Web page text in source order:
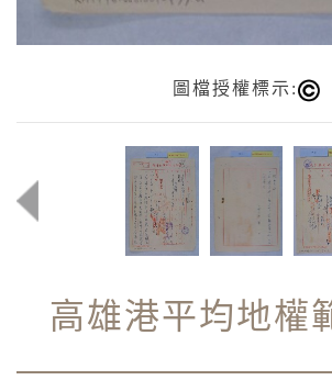
圖檔授權標示:
高雄港平均地權